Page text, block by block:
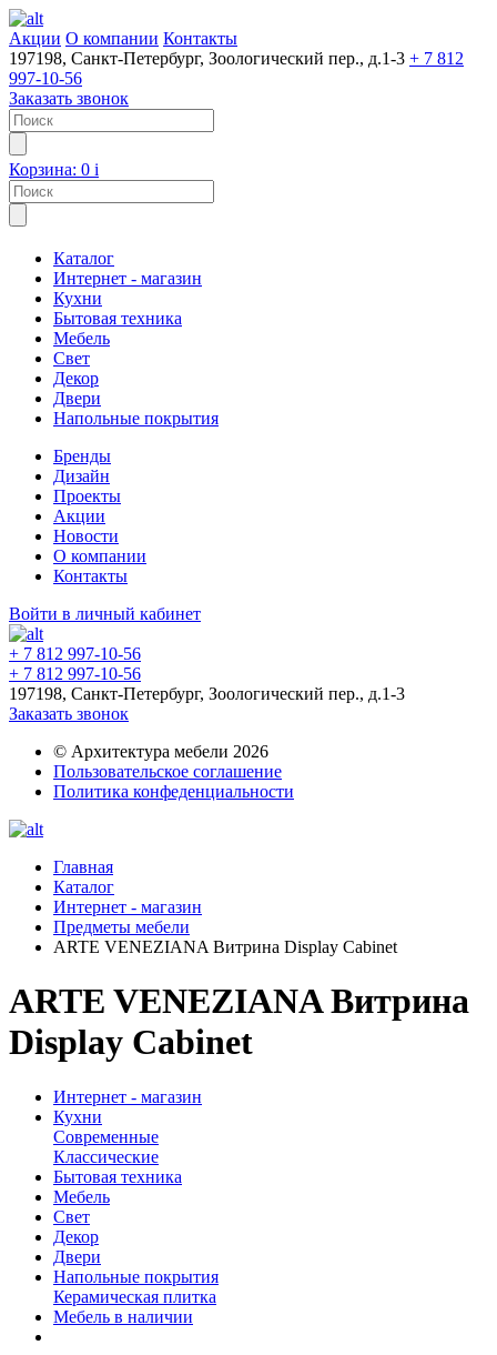
Акции О компании Контакты
197198, Санкт-Петербург, Зоологический пер., д.1-3 + 7 812
997-10-56
Заказать звонок
Корзина: 0 i
Каталог
Интернет - магазин
Кухни
Бытовая техника
Мебель
Свет
Декор
Двери
Напольные покрытия
Бренды
Дизайн
Проекты
Акции
Новости
О компании
Контакты
Войти в личный кабинет
+ 7 812 997-10-56
+ 7 812 997-10-56
197198, Санкт-Петербург, Зоологический пер., д.1-3
Заказать звонок
© Архитектура мебели 2026
Пользовательское соглашение
Политика конфеденциальности
Главная
Каталог
Интернет - магазин
Предметы мебели
ARTE VENEZIANA Витрина Display Cabinet
ARTE VENEZIANA Витрина
Display Cabinet
Интернет - магазин
Кухни
Современные
Классические
Бытовая техника
Мебель
Свет
Декор
Двери
Напольные покрытия
Керамическая плитка
Мебель в наличии